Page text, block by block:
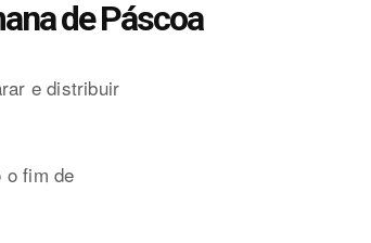
de Páscoa
e distribuir
o fim de